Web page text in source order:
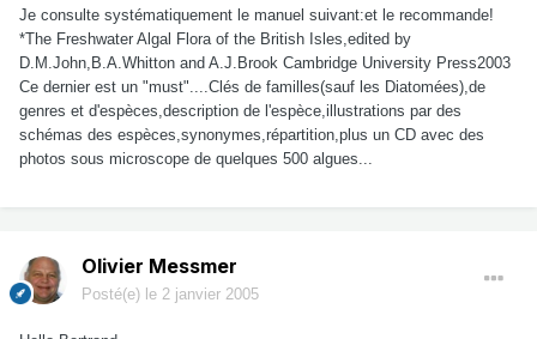
Je consulte systématiquement le manuel suivant:et le recommande!
*The Freshwater Algal Flora of the British Isles,edited by
D.M.John,B.A.Whitton and A.J.Brook Cambridge University Press2003
Ce dernier est un "must"....Clés de familles(sauf les Diatomées),de
genres et d'espèces,description de l'espèce,illustrations par des
schémas des espèces,synonymes,répartition,plus un CD avec des
photos sous microscope de quelques 500 algues...
Olivier Messmer
Posté(e) le 2 janvier 2005